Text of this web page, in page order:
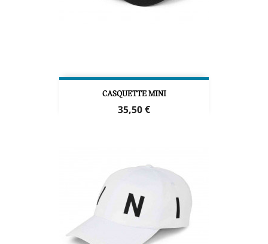
CASQUETTE MINI
Prix
35,50 €